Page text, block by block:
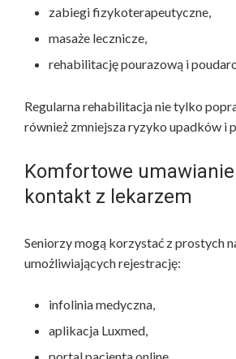
zabiegi fizykoterapeutyczne,
masaże lecznicze,
rehabilitację pourazową i
Regularna rehabilitacja nie tylko
również zmniejsza ryzyko upadków i
Komfortowe
kontakt z lekarzem
Seniorzy mogą korzystać z prostych
umożliwiających rejestrację:
infolinia medyczna,
aplikacja Luxmed,